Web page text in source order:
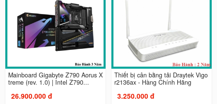
Mainboard Gigabyte Z790 Aorus X
treme (rev. 1.0) | Intel Z790...
26.900.000 đ
Thiết bị cân bằng tải Draytek Vigo
r2136ax - Hàng Chính Hãng
3.250.000 đ